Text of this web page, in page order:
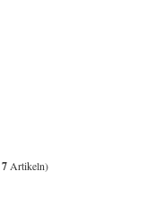
7Artikeln)